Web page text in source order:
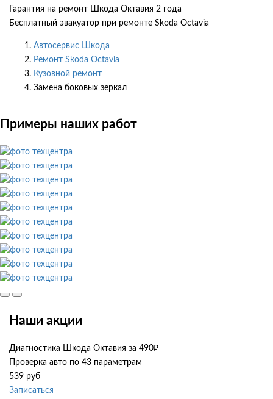
Гарантия на ремонт Шкода Октавия 2 года
Бесплатный эвакуатор при ремонте Skoda Octavia
Автосервис Шкода
Ремонт Skoda Octavia
Кузовной ремонт
Замена боковых зеркал
Примеры наших работ
Наши акции
Диагностика Шкода Октавия за 490₽
Проверка авто по 43 параметрам
539 руб
Записаться